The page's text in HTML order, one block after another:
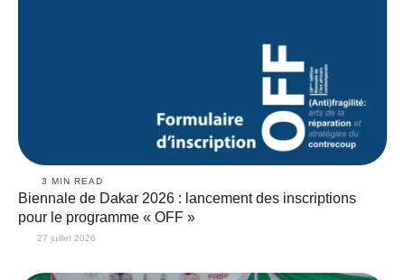
3 MIN READ
Biennale de Dakar 2026 : lancement des inscriptions
pour le programme « OFF »
27 juillet 2026